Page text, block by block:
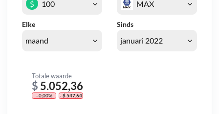
Elke Sinds
$
Totale waarde
$ 5.052,36
- 0,00% - $ 547,64